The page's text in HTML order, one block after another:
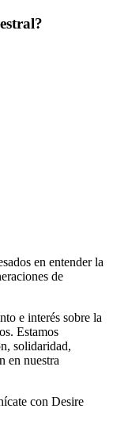
en entender la
de
e interés sobre la
Estamos
solidaridad,
en nuestra
con Desire